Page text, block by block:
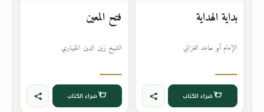
بداية الهداية
الإمام أبو حامد الغزالي
شراء الكتاب
فتح المعين
الشيخ زين الدين المليباري
شراء الكتاب